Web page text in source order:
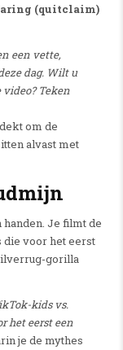
(quitclaim)
een vette,
dag. Wilt u
Teken
om de
alvast met
handen. Je filmt de
die voor het eerst
gorilla
kids vs.
het eerst een
je de mythes